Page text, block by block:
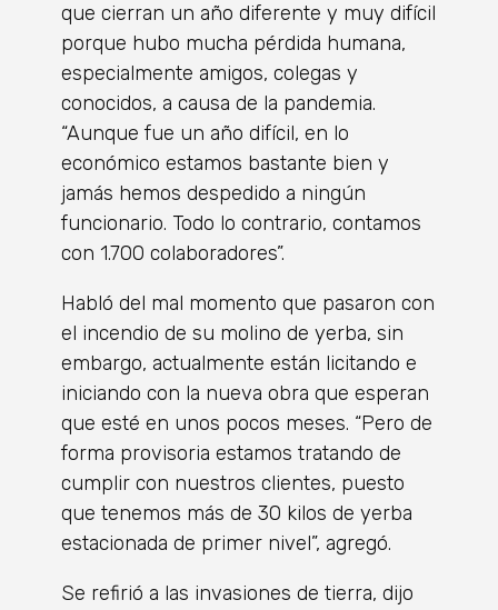
que cierran un año diferente y muy difícil
porque hubo mucha pérdida humana,
especialmente amigos, colegas y
conocidos, a causa de la pandemia.
“Aunque fue un año difícil, en lo
económico estamos bastante bien y
jamás hemos despedido a ningún
funcionario. Todo lo contrario, contamos
con 1.700 colaboradores”.
Habló del mal momento que pasaron con
el incendio de su molino de yerba, sin
embargo, actualmente están licitando e
iniciando con la nueva obra que esperan
que esté en unos pocos meses. “Pero de
forma provisoria estamos tratando de
cumplir con nuestros clientes, puesto
que tenemos más de 30 kilos de yerba
estacionada de primer nivel”, agregó.
Se refirió a las invasiones de tierra, dijo